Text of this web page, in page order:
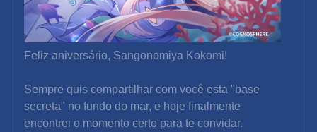
Feliz aniversário, Sangonomiya Kokomi!
Sempre quis compartilhar com você esta "base
secreta" no fundo do mar, e hoje finalmente
encontrei o momento certo para te convidar.